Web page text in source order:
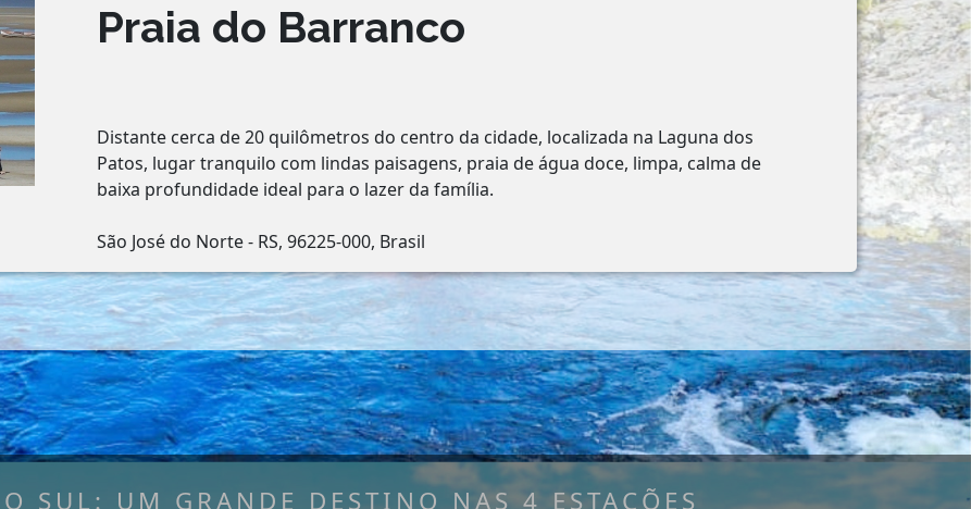
Praia do Barranco
Distante cerca de 20 quilômetros do centro da cidade, localizada na Laguna dos
Patos, lugar tranquilo com lindas paisagens, praia de água doce, limpa, calma de
baixa profundidade ideal para o lazer da família.
São José do Norte - RS, 96225-000, Brasil
SUL: UM GRANDE DESTINO NAS 4 ESTAÇÕES